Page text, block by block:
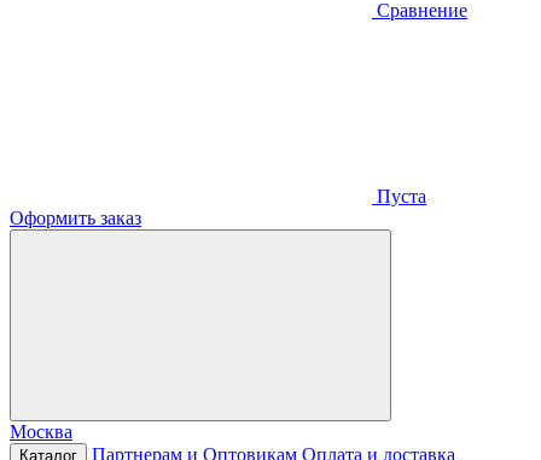
Сравнение
Пуста
Оформить заказ
Москва
Каталог Партнерам и Оптовикам Оплата и доставка